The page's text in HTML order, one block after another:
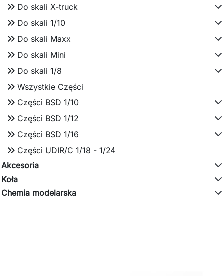
keyboard_double_arrow_right Do skali X-truck
keyboard_double_arrow_right Do skali 1/10
keyboard_double_arrow_right Do skali Maxx
keyboard_double_arrow_right Do skali Mini
keyboard_double_arrow_right Do skali 1/8
keyboard_double_arrow_right Wszystkie Części
keyboard_double_arrow_right Części BSD 1/10
keyboard_double_arrow_right Części BSD 1/12
keyboard_double_arrow_right Części BSD 1/16
keyboard_double_arrow_right Części UDIR/C 1/18 - 1/24
Akcesoria
Koła
Chemia modelarska